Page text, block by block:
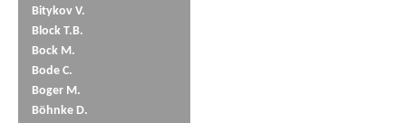
Bitykov V.
Block T.B.
Bock M.
Bode C.
Boger M.
Böhnke D.